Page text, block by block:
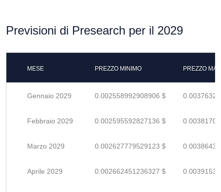
Previsioni di Presearch per il 2029
MESE PREZZO MINIMO PREZZO
Gennaio 2029 0.002558992908906 $
Febbraio 2029 0.002595592827136 $
Marzo 2029 0.002627779529123 $
Aprile 2029 0.002662451236327 $